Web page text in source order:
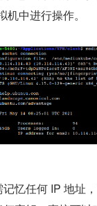
中进行操作。
忆任何 IP 地址